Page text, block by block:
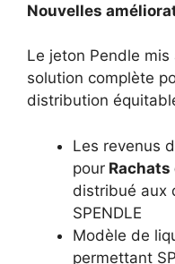
Nouvelles
Le jeton Pendle
solution complète
distribution
Les revenus
pour Rachats
distribué aux
SPENDLE
Modèle de
permettant